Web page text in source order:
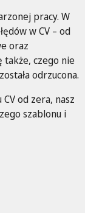
pracy. W
w CV – od
oraz
także, czego nie
odrzucona.
od zera, nasz
szablonu i